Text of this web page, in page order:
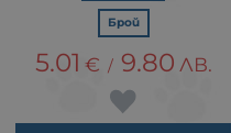
Брой
5.01 € / 9.80 ЛВ.